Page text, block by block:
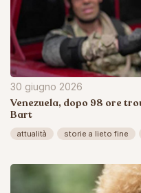
30 giugno 2026
Venezuela, dopo 98 ore
Bart
attualità storie a lieto fine